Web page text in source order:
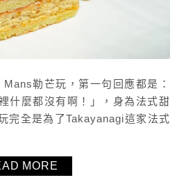
勒芒玩，第一句回應都是：
什麼都沒有啊！」，身為法式甜
完全是為了Takayanagi這家法式
能否滿足甜點控呢？一起來品嚐
MORE